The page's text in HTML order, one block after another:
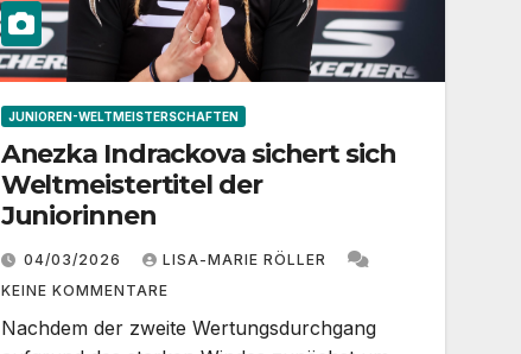
JUNIOREN-WELTMEISTERSCHAFTEN
Anezka Indrackova sichert sich
Weltmeistertitel der
Juniorinnen
04/03/2026
LISA-MARIE RÖLLER
KEINE KOMMENTARE
Nachdem der zweite Wertungsdurchgang